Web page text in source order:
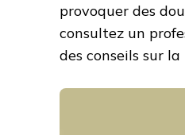
provoquer des
consultez un
des conseils sur